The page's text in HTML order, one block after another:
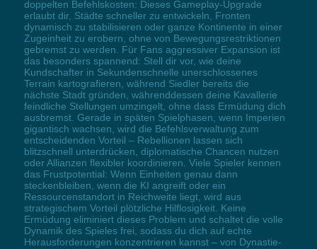
doppelten Befehlskosten: Dieses Gameplay-Upgrade
erlaubt dir, Städte schneller zu entwickeln, Fronten
dynamisch zu stabilisieren oder ganze Kontinente in einer
Zugeinheit zu erobern, ohne von Bewegungsrestriktionen
gebremst zu werden. Für Fans aggressiver Expansion ist
das besonders spannend: Stell dir vor, wie deine
Kundschafter in Sekundenschnelle unerschlossenes
Terrain kartografieren, während Siedler bereits die
nächste Stadt gründen, währenddessen deine Kavallerie
feindliche Stellungen umzingelt, ohne dass Ermüdung dich
ausbremst. Gerade in späten Spielphasen, wenn Imperien
gigantisch wachsen, wird die Befehlsverwaltung zum
entscheidenden Vorteil – Rebellionen lassen sich
blitzschnell unterdrücken, diplomatische Chancen nutzen
oder Allianzen flexibler koordinieren. Viele Spieler kennen
das Frustpotential: Wenn Einheiten genau dann
steckenbleiben, wenn die KI angreift oder ein
Ressourcenstandort in Reichweite liegt, wird aus
strategischem Vorteil plötzliche Hilflosigkeit. Keine
Ermüdung eliminiert dieses Problem und schaltet die volle
Dynamik des Spieles frei, sodass du dich auf echte
Herausforderungen konzentrieren kannst – von Dynastie-